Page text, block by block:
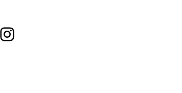
Instagram